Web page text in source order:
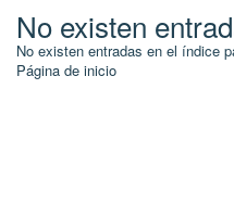
No existen
No existen entradas en el índice
Página de inicio